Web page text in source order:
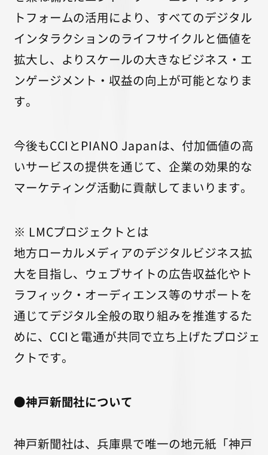
トフォームの活用により、すべてのデジタル
インタラクションのライフサイクルと価値を
拡大し、よりスケールの大きなビジネス・エ
ンゲージメント・収益の向上が可能となりま
す。
今後もCCIとPIANO Japanは、付加価値の高
いサービスの提供を通じて、企業の効果的な
マーケティング活動に貢献してまいります。
※ LMCプロジェクトとは
地方ローカルメディアのデジタルビジネス拡
大を目指し、ウェブサイトの広告収益化やト
ラフィック・オーディエンス等のサポートを
通じてデジタル全般の取り組みを推進するた
めに、CCIと電通が共同で立ち上げたプロジェ
クトです。
●神戸新聞社について
神戸新聞社は、兵庫県で唯一の地元紙「神戸